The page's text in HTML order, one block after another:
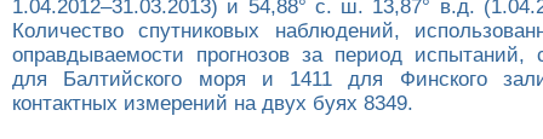
1.04.2012–31.03.2013) и 54,88° с. ш. 13,87° в.д.
Количество спутниковых наблюдений,
оправдываемости прогнозов за период испытаний,
для Балтийского моря и 1411 для Финского
контактных измерений на двух буях 8349.